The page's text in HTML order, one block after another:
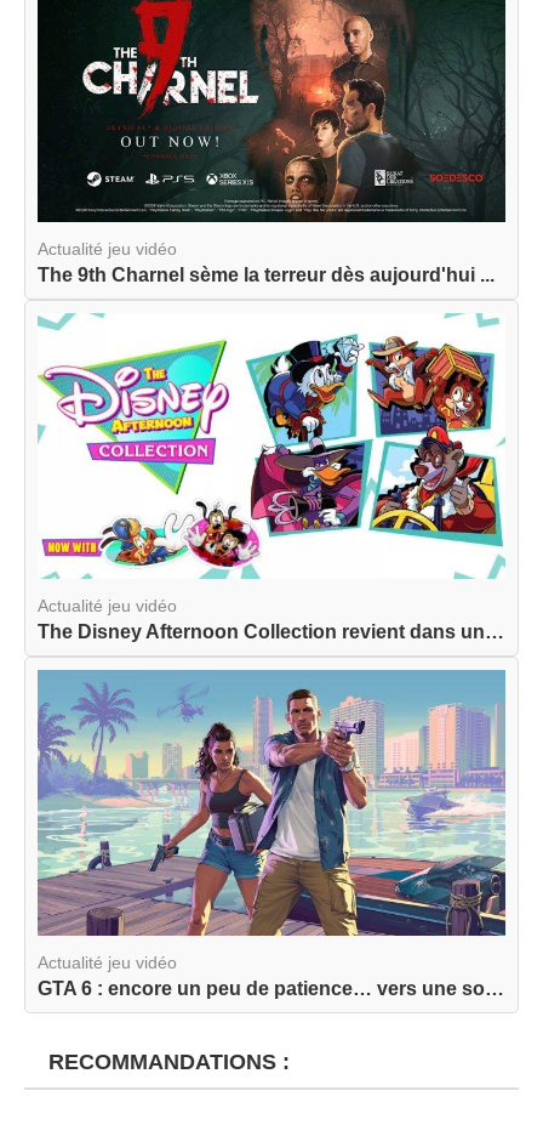
Actualité jeu vidéo
The 9th Charnel sème la terreur dès aujourd'hui ...
Actualité jeu vidéo
The Disney Afternoon Collection revient dans une...
Actualité jeu vidéo
GTA 6 : encore un peu de patience… vers une sort...
RECOMMANDATIONS :